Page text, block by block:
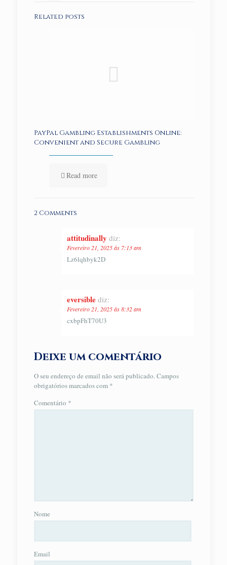
Related posts
PayPal Gambling Establishments Online:
Convenient and Secure Gambling
Read more
2 Comments
attitudinally diz:
Fevereiro 21, 2025 às 7:13 am
Lz6lqhbyk2D
eversible diz:
Fevereiro 21, 2025 às 8:32 am
cxbpFhT70U3
Deixe um comentário
O seu endereço de email não será publicado.Campos
obrigatórios marcados com *
Comentário *
Nome
Email